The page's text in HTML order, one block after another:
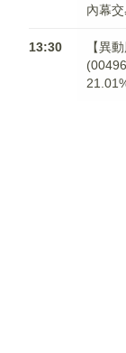
內幕
13:30
【異